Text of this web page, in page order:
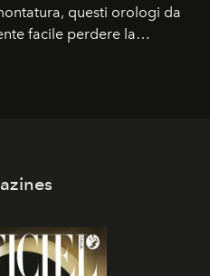
questi orologi da
facile perdere la